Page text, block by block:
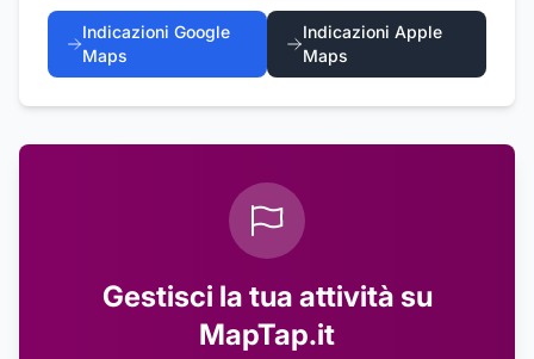
Indicazioni Google
Maps
Indicazioni Apple
Maps
Gestisci la tua attività su
MapTap.it